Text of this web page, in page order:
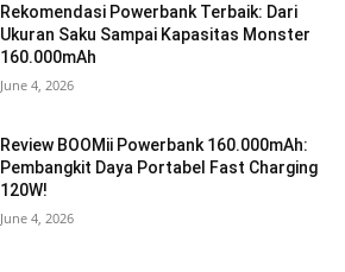
Rekomendasi Powerbank Terbaik: Dari
Ukuran Saku Sampai Kapasitas Monster
160.000mAh
June 4, 2026
Review BOOMii Powerbank 160.000mAh:
Pembangkit Daya Portabel Fast Charging
120W!
June 4, 2026